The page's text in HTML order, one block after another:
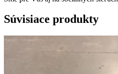
Súvisiace produkty